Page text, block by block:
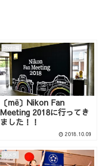
Photo箱
〔më〕Nikon Fan
Meeting 2018に行ってき
ました！！
2018.10.09
カメラ